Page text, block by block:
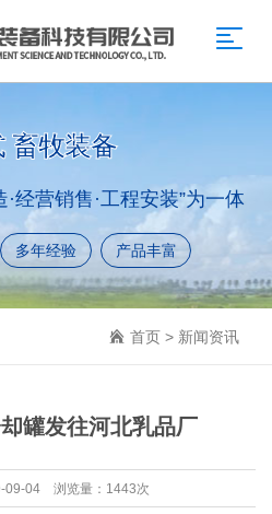
畜牧装备
经营销售·工程安装”为一体
多年经验 产品丰富
首页 > 新闻资讯
罐发往河北乳品厂
09-04 浏览量：1443次